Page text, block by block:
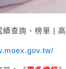
查詢、榜單 |